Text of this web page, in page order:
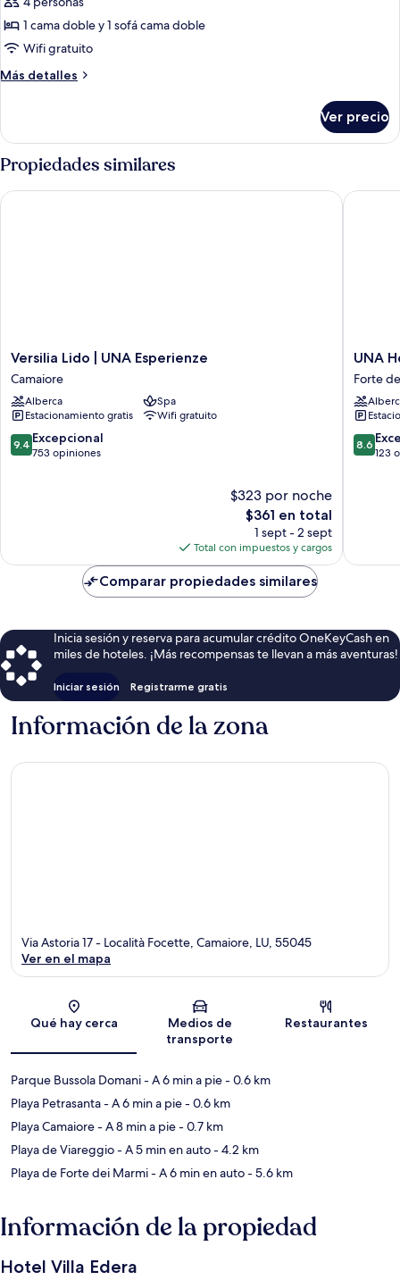
fotos
de
Suite
1 cama doble y 1 sofá cama doble
Wifi gratuito
Más detalles
Más
Ver precio
Propiedades similares
Versilia
Lido
|
UNA
Esperienze
Camaiore
Versilia Lido | UNA Esperienze
Camaiore
Alberca
Spa
Estacionamiento gratis
Wifi gratuito
9.4
de
9.4 Excepcional
753 opiniones
$323 por noche
El
precio
actual
es
de
$361
$361 en total
1 sept - 2 sept
Total con impuestos y cargos
Versilia Lido | UNA Esperienze
UNA
Hotels
Forte
dei
Marmi
Forte
dei
UNA
Forte
8.6
de
8.6
123
UNA
Comparar propiedades similares
Inicia sesión y reserva para acumular crédito OneKeyCash en
miles de hoteles. ¡Más recompensas te llevan a más aventuras!
Iniciar sesión Registrarme gratis
Información de la zona
Sección del mapa
Via Astoria 17 - Località Focette, Camaiore, LU, 55045
Ver en el mapa
Qué hay cerca
Medios de
transporte
Restaurantes
Parque Bussola Domani- A 6 min a pie- 0.6 km
Playa Petrasanta- A 6 min a pie- 0.6 km
Playa Camaiore- A 8 min a pie- 0.7 km
Playa de Viareggio- A 5 min en auto- 4.2 km
Playa de Forte dei Marmi- A 6 min en auto- 5.6 km
Información de la propiedad
Hotel Villa Edera